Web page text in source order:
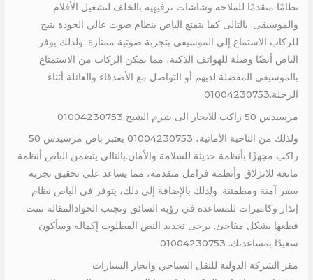
نظامًا متقدمًا للملاحة وشاشات ترفيهية بالخلف لتشغيل الأفلام
والموسيقى. بالتالى كما يتمتع الباص بنظام صوت عالي الجودة يتيح
للركاب الاستماع إلى الموسيقى بتجربة صوتية ممتازة. ولذلك يوفر
الباص أيضًا وصلة للهواتف الذكية، مما يمكن الركاب من الاستمتاع
بالموسيقى المفضلة لديهم أو التواصل مع الأصدقاء والعائلة أثناء
الرحلة.01004230753
مرسيدس 50 راكب للايجار الى شرم الشيخ 01004230753
ولذلك من الناحية الأمانية، 01004230753 يعتبر باص مرسيدس 50
راكب مجهزًا بأنظمة حديثة للسلامة والأمان.بالتالى يتضمن الباص أنظمة
مانعة للانزلاق وأنظمة فرامل متقدمة، مما يساعد على تحقيق تجربة
سفر آمنة ومطمئنة. ولذلك بالإضافة إلى ذلك، يتوفر في الباص نظام
إنذار وكاميرات للمساعدة في رؤية السائق وتجنب الحوادالمقالة تمت
قطعها بشكل مفاجئ. يرجى تحديد النص المطلوب إكماله وسأكون
سعيدًا بمساعدتك. 01004230753
مقر الشركة الدولية للنقل السياحي وايجار السيارات